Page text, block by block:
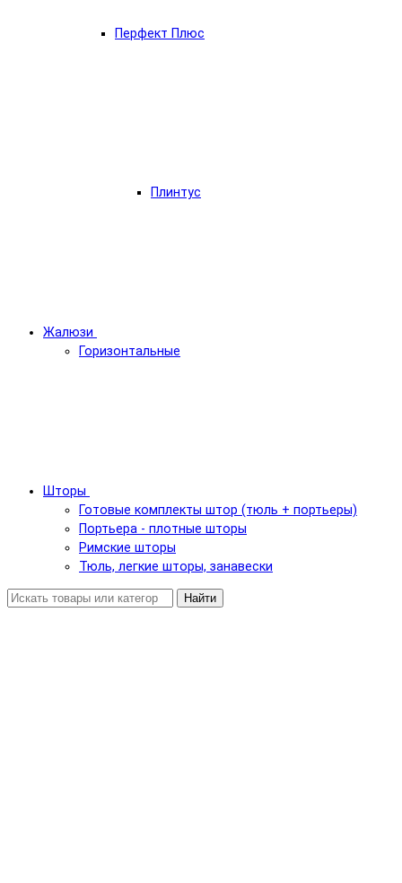
Перфект Плюс
Плинтус
Жалюзи
Горизонтальные
Шторы
Готовые комплекты штор (тюль + портьеры)
Портьера - плотные шторы
Римские шторы
Тюль, легкие шторы, занавески
Найти